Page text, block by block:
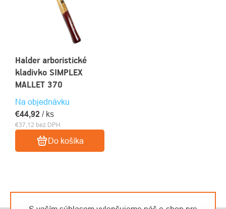
Halder arboristické
kladivko SIMPLEX
MALLET 370
Na objednávku
€37,12 bez DPH
€44,92 / ks
Do košíka
OVLÁDACIE
PRVKY